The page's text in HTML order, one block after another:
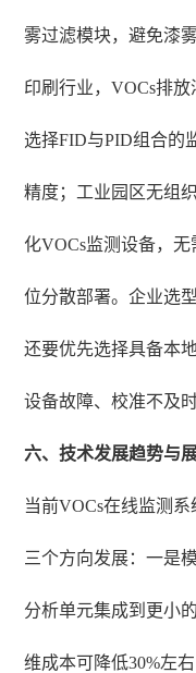
雾过滤模块，避免漆
印刷行业，VOCs排
选择FID与PID组合的
精度；工业园区无组
化VOCs监测设备，
位分散部署。企业选
还要优先选择具备本
设备故障、校准不及
六、技术发展趋势与
当前VOCs在线监测
三个方向发展：一是
分析单元集成到更小
维成本可降低30%左